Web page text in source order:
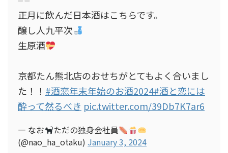
正月に飲んだ日本酒はこちらです。
醸し人九平次
生原酒
京都たん熊北店のおせちがとてもよく合いまし
た！！ #酒恋年末年始のお酒2024#酒と恋には
酔って然るべき pic.twitter.com/39Db7K7ar6
— なお
ただの独身会社員
(@nao_ha_otaku) January 3, 2024